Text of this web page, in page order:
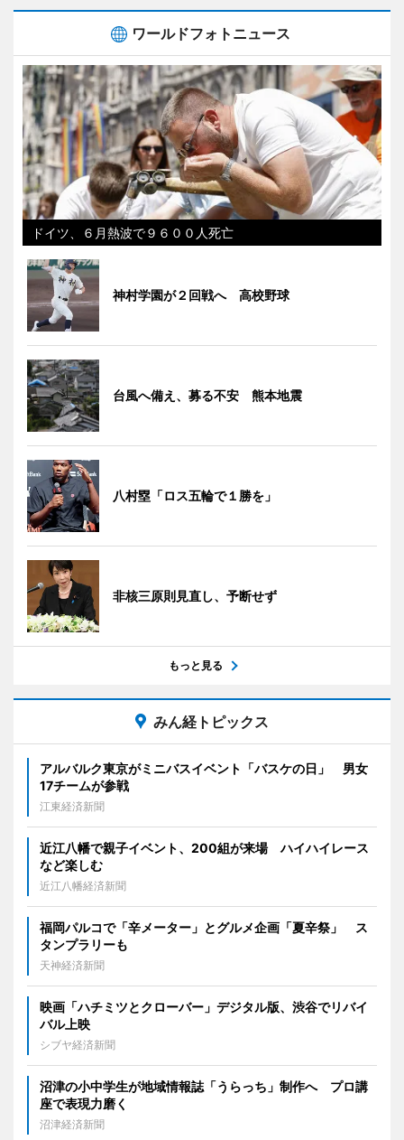
ワールドフォトニュース
ドイツ、６月熱波で９６００人死亡
神村学園が２回戦へ 高校野球
台風へ備え、募る不安 熊本地震
八村塁「ロス五輪で１勝を」
非核三原則見直し、予断せず
もっと見る
みん経トピックス
アルバルク東京がミニバスイベント「バスケの日」 男女
17チームが参戦
江東経済新聞
近江八幡で親子イベント、200組が来場 ハイハイレース
など楽しむ
近江八幡経済新聞
福岡パルコで「辛メーター」とグルメ企画「夏辛祭」 ス
タンプラリーも
天神経済新聞
映画「ハチミツとクローバー」デジタル版、渋谷でリバイ
バル上映
シブヤ経済新聞
沼津の小中学生が地域情報誌「うらっち」制作へ プロ講
座で表現力磨く
沼津経済新聞